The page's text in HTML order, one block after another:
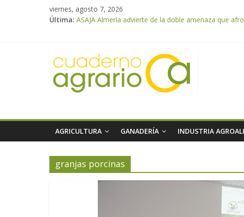
viernes, agosto 7, 2026
Última: ASAJA Almería advierte de la doble amenaza que
ASAJA Almería: las primeras recolecciones de
VÍDEO: Promoción y difusión de los valores de los
Cooperativas Agro-alimentarias de Andalucía
AGRICULTURA GANADERÍA INDUSTRIA
granjas porcinas